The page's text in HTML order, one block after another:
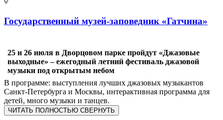
Государственный музей-заповедник «Гатчина»
25 и 26 июля в Дворцовом парке пройдут «Джазовые
выходные» – ежегодный летний фестиваль джазовой
музыки под открытым небом
В программе: выступления лучших джазовых музыкантов
Санкт-Петербурга и Москвы, интерактивная программа для
детей, много музыки и танцев.
ЧИТАТЬ ПОЛНОСТЬЮ СВЕРНУТЬ